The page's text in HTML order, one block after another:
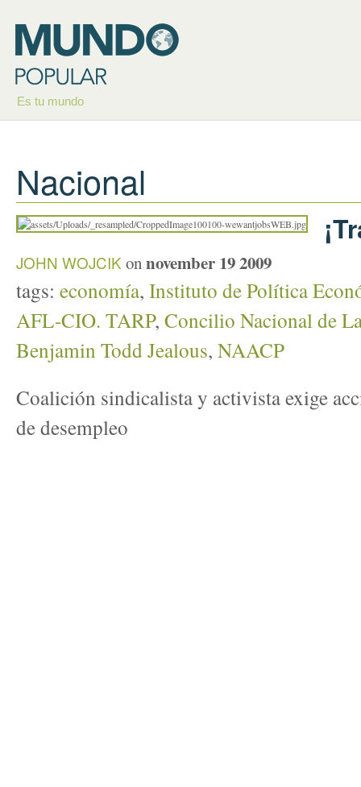
Es tu mundo
Nacional
JOHN WOJCIK onnovember 19 2009
tags: economía, Instituto de Política
AFL-CIO. TARP, Concilio Nacional de
Benjamin Todd Jealous, NAACP
Coalición sindicalista y activista exige
de desempleo